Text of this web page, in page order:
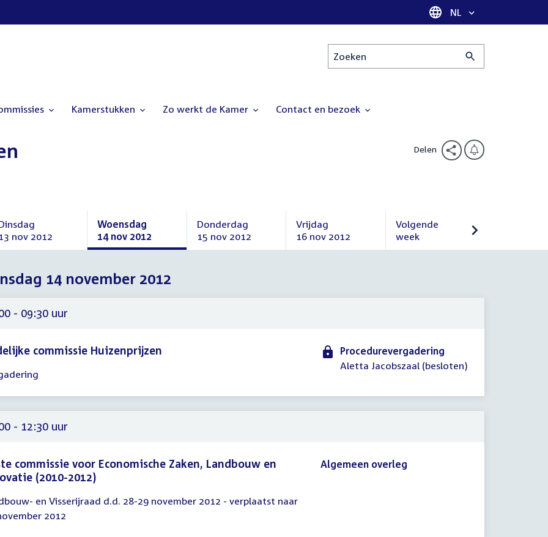
Taal selectie
NL
Zoeken
Kamerstukken Zo werkt de Kamer Contact en bezoek
Delen
13 nov 2012
november
Woensdag
14 nov 2012
Woensdag
november
2012
Donderdag
15 nov 2012
Donderdag
Vrijdag
16 nov 2012
Vrijdag
Volgende
week
Volgende
14 november 2012
- 09:30 uur
commissie Huizenprijzen
Procedurevergadering
Aletta Jacobszaal (besloten)
- 12:30 uur
commissie voor Economische Zaken, Landbouw en
(2010-2012)
en Visserijraad d.d. 28-29 november 2012 - verplaatst naar
2012
Algemeen overleg